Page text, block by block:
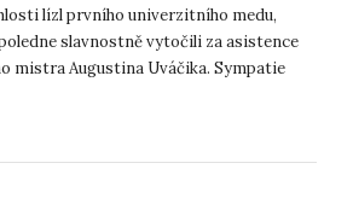
lízl prvního univerzitního medu,
slavnostně vytočili za asistence
mistra Augustina Uváčika. Sympatie